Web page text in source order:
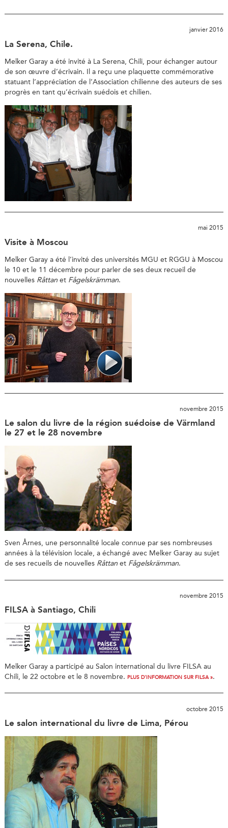
janvier 2016
La Serena, Chile.
Melker Garay a été invité à La Serena, Chili, pour échanger autour
de son œuvre d’écrivain. Il a reçu une plaquette commémorative
statuant l’appréciation de l’Association chilienne des auteurs de ses
progrès en tant qu’écrivain suédois et chilien.
mai 2015
Visite à Moscou
Melker Garay a été l’invité des universités MGU et RGGU à Moscou
le 10 et le 11 décembre pour parler de ses deux recueil de
nouvelles Råttanet Fågelskrämman.
novembre 2015
Le salon du livre de la région suédoise de Värmland
le 27 et le 28 novembre
Sven Årnes, une personnalité locale connue par ses nombreuses
années à la télévision locale, a échangé avec Melker Garay au sujet
de ses recueils de nouvelles Råttanet Fågelskrämman.
novembre 2015
FILSA à Santiago, Chili
Melker Garay a participé au Salon international du livre FILSA au
Chili, le 22 octobre et le 8 novembre. PLUS D'INFORMATION SUR FILSA ».
octobre 2015
Le salon international du livre de Lima, Pérou